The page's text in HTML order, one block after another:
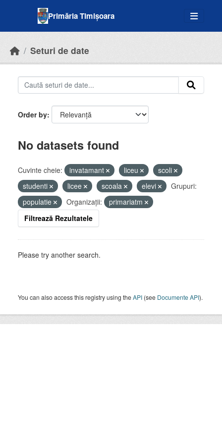
Primăria Timișoara
Seturi de date
Order by
No datasets found
Cuvinte cheie: invatamant liceu
scoli
studenti
licee scoala elevi
Grupuri:
populatie
Organizații:
primariatm
Filtrează Rezultatele
Please try another search.
You can also access this registry using theAPI (see Documente API).